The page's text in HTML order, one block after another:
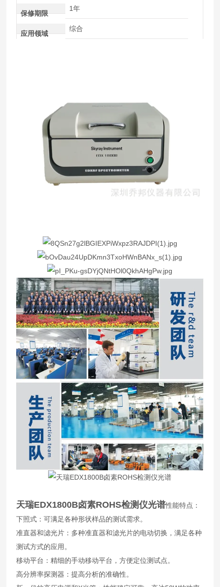
保修期限
1年
应用领域
综合
天瑞EDX1800B卤素ROHS检测仪光谱性能特点：
下照式：可满足各种形状样品的测试需求。
准直器和滤光片：多种准直器和滤光片的电动切换，满足各种
测试方式的应用。
移动平台：精细的手动移动平台，方便定位测试点。
高分辨率探测器：提高分析的准确性。